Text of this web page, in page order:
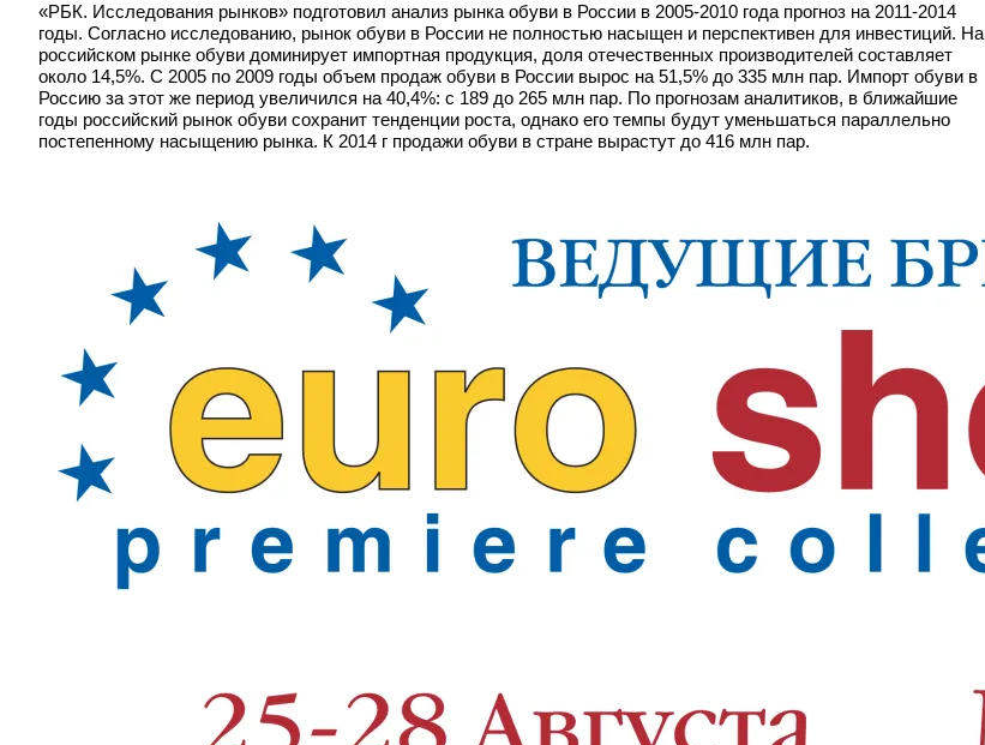
«РБК. Исследования рынков» подготовил анализ рынка обуви в России в 2005-2010 года прогноз на 2011-2014
годы. Согласно исследованию, рынок обуви в России не полностью насыщен и перспективен для инвестиций. На
российском рынке обуви доминирует импортная продукция, доля отечественных производителей составляет
около 14,5%. С 2005 по 2009 годы объем продаж обуви в России вырос на 51,5% до 335 млн пар. Импорт обуви в
Россию за этот же период увеличился на 40,4%: с 189 до 265 млн пар. По прогнозам аналитиков, в ближайшие
годы российский рынок обуви сохранит тенденции роста, однако его темпы будут уменьшаться параллельно
постепенному насыщению рынка. К 2014 г продажи обуви в стране вырастут до 416 млн пар.